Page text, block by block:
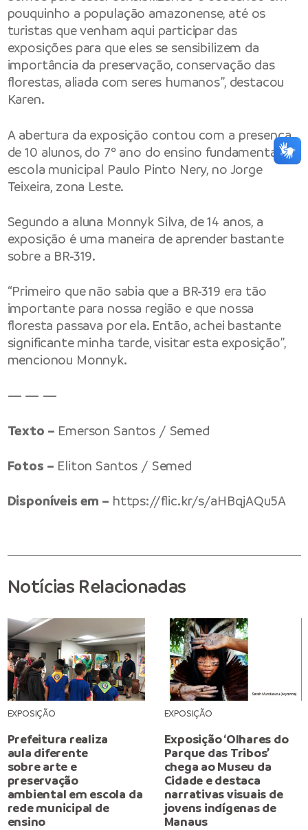
pouquinho a população amazonense, até os
turistas que venham aqui participar das
exposições para que eles se sensibilizem da
importância da preservação, conservação das
florestas, aliada com seres humanos”, destacou
Karen.
A abertura da exposição contou com a presença
de 10 alunos, do 7º ano do ensino fundamental, da
escola municipal Paulo Pinto Nery, no Jorge
Teixeira, zona Leste.
Segundo a aluna Monnyk Silva, de 14 anos, a
exposição é uma maneira de aprender bastante
sobre a BR-319.
“Primeiro que não sabia que a BR-319 era tão
importante para nossa região e que nossa
floresta passava por ela. Então, achei bastante
significante minha tarde, visitar esta exposição”,
mencionou Monnyk.
— — —
Texto – Emerson Santos / Semed
Fotos – Eliton Santos / Semed
Disponíveis em – https://flic.kr/s/aHBqjAQu5A
Notícias Relacionadas
EXPOSIÇÃO
Prefeitura realiza
aula diferente
sobre arte e
preservação
ambiental em escola da
rede municipal de
ensino
EXPOSIÇÃO
Exposição ‘Olhares do
Parque das Tribos’
chega ao Museu da
Cidade e destaca
narrativas visuais de
jovens indígenas de
Manaus